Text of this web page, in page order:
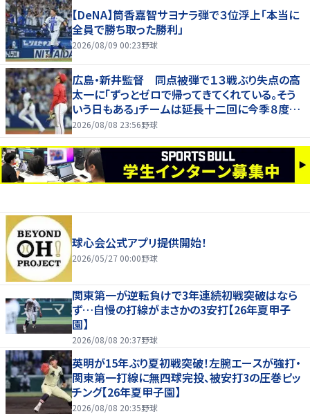
【DeNA】筒香嘉智サヨナラ弾で３位浮上「本当に
全員で勝ち取った勝利」
2026/08/09 00:23野球
広島・新井監督 同点被弾で１３戦ぶり失点の高
太一に「ずっとゼロで帰ってきてくれている。そう
いう日もある」チームは延長十二回に今季８度目
サヨナラ負け
2026/08/08 23:56野球
球心会公式アプリ提供開始！
2026/05/27 00:00野球
関東第一が逆転負けで3年連続初戦突破はなら
ず…自慢の打線がまさかの3安打【26年夏甲子
園】
2026/08/08 20:37野球
英明が15年ぶり夏初戦突破！左腕エースが強打・
関東第一打線に無四球完投、被安打3の圧巻ピッ
チング【26年夏甲子園】
2026/08/08 20:35野球